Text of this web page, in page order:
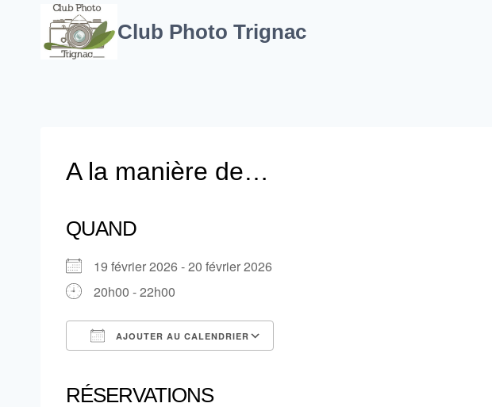
Club Photo Trignac
A la manière de…
QUAND
19 février 2026 - 20 février 2026
20h00 - 22h00
AJOUTER AU CALENDRIER
RÉSERVATIONS